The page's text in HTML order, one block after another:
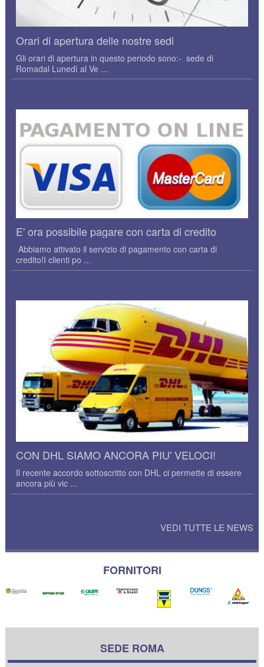
Orari di apertura delle nostre sedi
Gli orari di apertura in questo periodo sono:- sede di
Romadal Lunedì al Ve ...
E' ora possibile pagare con carta di credito
Abbiamo attivato il servizio di pagamento con carta di
credito!I clienti po ...
CON DHL SIAMO ANCORA PIU' VELOCI!
Il recente accordo sottoscritto con DHL ci permette di essere
ancora più vic ...
VEDI TUTTE LE NEWS
FORNITORI
SEDE ROMA